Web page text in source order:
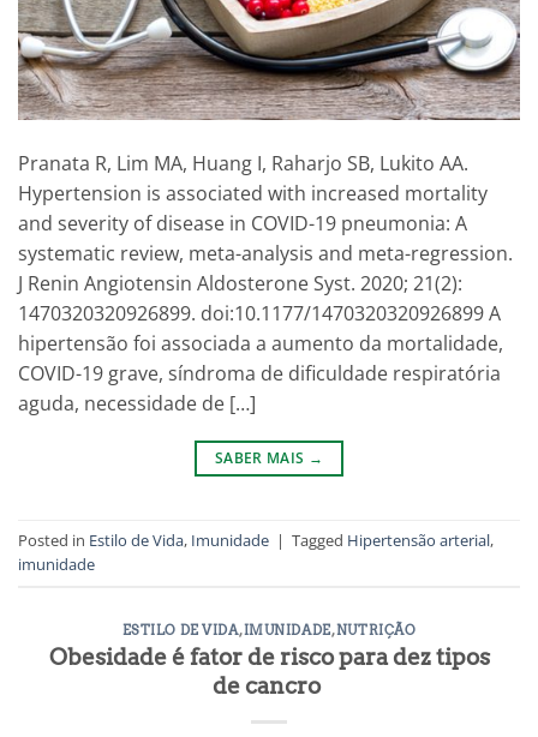
Pranata R, Lim MA, Huang I, Raharjo SB, Lukito AA.
Hypertension is associated with increased mortality
and severity of disease in COVID-19 pneumonia: A
systematic review, meta-analysis and meta-regression.
J Renin Angiotensin Aldosterone Syst. 2020; 21(2):
1470320320926899. doi:10.1177/1470320320926899 A
hipertensão foi associada a aumento da mortalidade,
COVID-19 grave, síndroma de dificuldade respiratória
aguda, necessidade de […]
SABER MAIS →
Posted in Estilo de Vida, Imunidade | Tagged Hipertensão arterial,
imunidade
ESTILO DE VIDA,IMUNIDADE,NUTRIÇÃO
Obesidade é fator de risco para dez tipos
de cancro